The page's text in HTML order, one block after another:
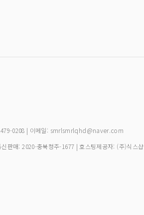
0208 | 이메일: smrlsmrlqhd@naver.com
판매:2020-충북청주-1677 | 호스팅제공자: (주)식스샵